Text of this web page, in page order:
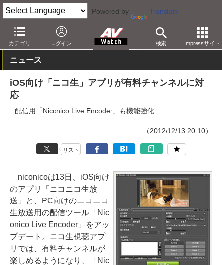
Powered by Translate
カテゴリ ログイン 検索 Impressサイト
AV Watch 製品 アプリ/ソフトウェア
ニュース
iOS向け「ニコ生」アプリが有料チャンネルに対
応
配信用「Niconico Live Encoder」も機能強化
（2012/12/13 20:10）
リスト
niconicoは13日、iOS向け
のアプリ「ニコニコ生放
送」と、PC向けのニコニコ
生放送用の配信ツール「Nic
onico Live Encoder」をアッ
プデート。ニコ生視聴アプ
リでは、有料チャンネルが
楽しめるようになり、「Nic